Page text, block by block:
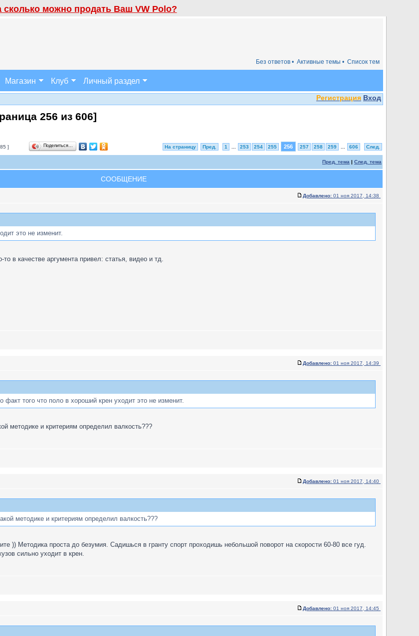
сколько можно продать Ваш VW Polo?
Список тем
Активные темы •
Без ответов •
Магазин Клуб Личный раздел
Регистрация Вход
256 из 606]
] Поделиться… На страницу Пред. 1 253 254 255 256 257 258 259 606 След.
Пред. тема | След. тема
СООБЩЕНИЕ
Добавлено: 01 ноя 2017, 14:38
это не изменит.
в качестве аргумента привел: статья, видео и тд.
Добавлено: 01 ноя 2017, 14:39
того что поло в хороший крен уходит это не изменит.
методике и критериям определил валкость???
Добавлено: 01 ноя 2017, 14:40
методике и критериям определил валкость???
)) Методика проста до безумия. Садишься в гранту спорт проходишь небольшой поворот на скорости 60-80 все гуд.
сильно уходит в крен.
Добавлено: 01 ноя 2017, 14:45